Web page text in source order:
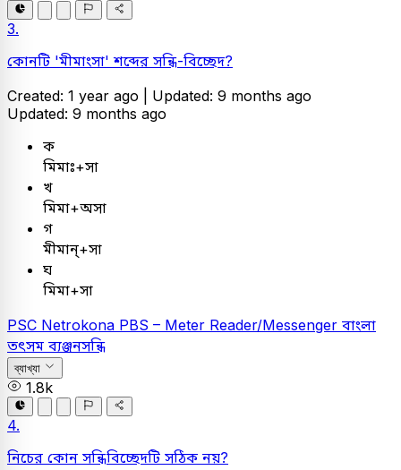
3.
কোনটি 'মীমাংসা' শব্দের সন্ধি-বিচ্ছেদ?
Created: 1 year ago | Updated: 9 months ago
Updated: 9 months ago
ক
মিমাঃ+সা
খ
মিমা+অসা
গ
মীমান্‌+সা
ঘ
মিমা+সা
PSC Netrokona PBS – Meter Reader/Messenger বাংলা
তৎসম ব্যঞ্জনসন্ধি
ব্যাখ্যা
1.8k
4.
নিচের কোন সন্ধিবিচ্ছেদটি সঠিক নয়?